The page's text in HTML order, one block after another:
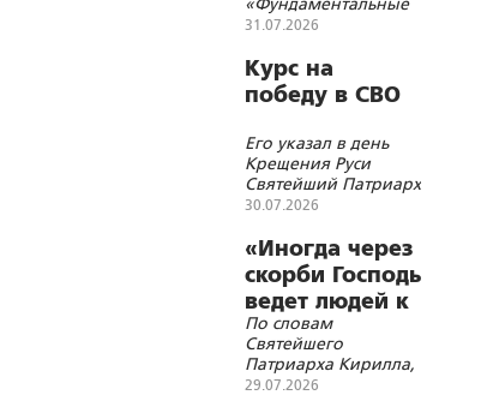
основы Союзного
современные
геополитические
вызовы»
31.07.2026
Курс на
победу в СВО
Его указал в день
Крещения Руси
Святейший Патриарх
Кирилл
30.07.2026
«Иногда через
скорби Господь
ведет людей к
славе»
По словам
Святейшего
Патриарха Кирилла,
несомненно, таким
29.07.2026